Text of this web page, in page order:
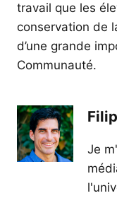
travail que les
conservation de
d’une grande
Communauté.
Je